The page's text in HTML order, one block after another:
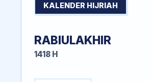
KALENDER HIJRIAH
RABIULAKHIR
1418 H